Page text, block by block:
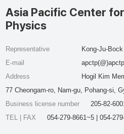
Asia Pacific Center
Physics
Representative
Kong-Ju-
E-mail
Address
Hogil Kim
77 Cheongam-ro, Nam-gu, Pohang-si,
Business license number
205-82-
TEL | FAX
054-279-8661~5 | 054-